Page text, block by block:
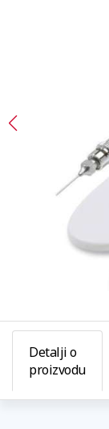
Detalji o
proizvodu